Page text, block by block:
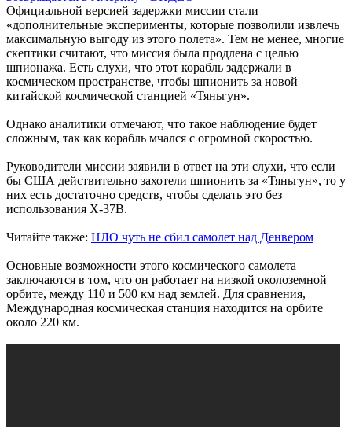
Официальной версией задержки миссии стали
«дополнительные эксперименты, которые позволили извлечь
максимальную выгоду из этого полета». Тем не менее, многие
скептики считают, что миссия была продлена с целью
шпионажа. Есть слухи, что этот корабль задержали в
космическом пространстве, чтобы шпионить за новой
китайской космической станцией «Тяньгун».
Однако аналитики отмечают, что такое наблюдение будет
сложным, так как корабль мчался с огромной скоростью.
Руководители миссии заявили в ответ на эти слухи, что если
бы США действительно захотели шпионить за «Тяньгун», то у
них есть достаточно средств, чтобы сделать это без
использования X-37B.
Читайте также: НЛО чуть не сбил самолет над Денвером
Основные возможности этого космического самолета
заключаются в том, что он работает на низкой околоземной
орбите, между 110 и 500 км над землей. Для сравнения,
Международная космическая станция находится на орбите
около 220 км.